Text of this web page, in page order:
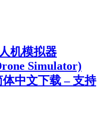
机模拟器
Simulator)
中文下载 – 支持